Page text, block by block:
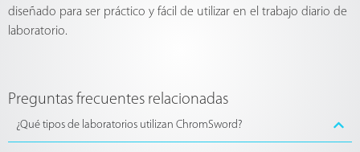
diseñado para ser práctico y fácil de utilizar en el trabajo diario de
laboratorio.
Preguntas frecuentes relacionadas
¿Qué tipos de laboratorios utilizan ChromSword?